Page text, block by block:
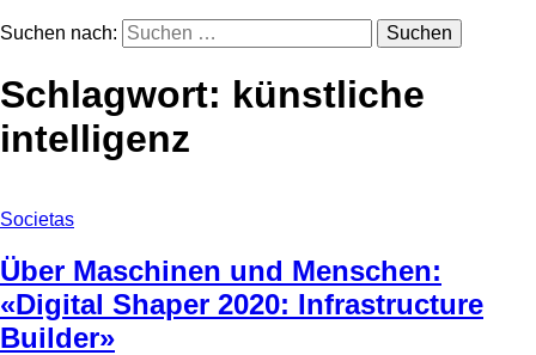
Suchen nach:
Schlagwort: künstliche
intelligenz
Societas
Über Maschinen und Menschen:
«Digital Shaper 2020: Infrastructure
Builder»